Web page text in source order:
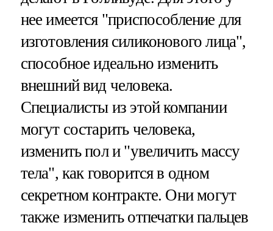
нее имеется "приспособление для
изготовления силиконового лица",
способное идеально изменить
внешний вид человека.
Специалисты из этой компании
могут состарить человека,
изменить пол и "увеличить массу
тела", как говорится в одном
секретном контракте. Они могут
также изменить отпечатки пальцев